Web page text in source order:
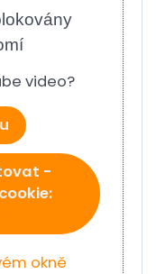
video?
-
okně